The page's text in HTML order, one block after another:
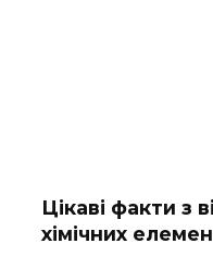
Цікаві факти з
хімічних